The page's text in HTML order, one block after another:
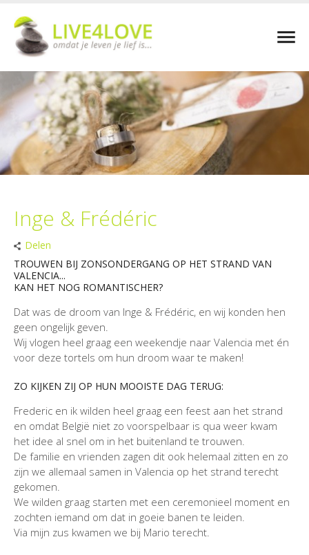
Inge & Frédéric
Delen
TROUWEN BIJ ZONSONDERGANG OP HET STRAND VAN
VALENCIA...
KAN HET NOG ROMANTISCHER?
Dat was de droom van Inge & Frédéric, en wij konden hen
geen ongelijk geven.
Wij vlogen heel graag een weekendje naar Valencia met én
voor deze tortels om hun droom waar te maken!
ZO KIJKEN ZIJ OP HUN MOOISTE DAG TERUG:
Frederic en ik wilden heel graag een feest aan het strand
en omdat België niet zo voorspelbaar is qua weer kwam
het idee al snel om in het buitenland te trouwen.
De familie en vrienden zagen dit ook helemaal zitten en zo
zijn we allemaal samen in Valencia op het strand terecht
gekomen.
We wilden graag starten met een ceremonieel moment en
zochten iemand om dat in goeie banen te leiden.
Via mijn zus kwamen we bij Mario terecht.